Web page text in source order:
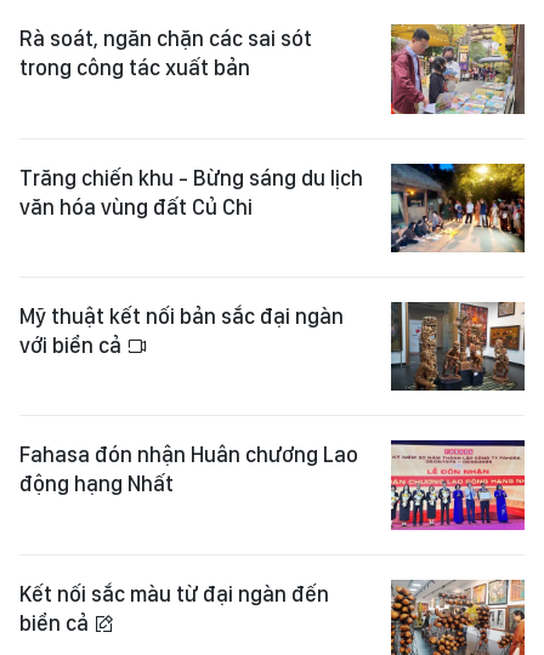
Rà soát, ngăn chặn các sai sót
trong công tác xuất bản
Trăng chiến khu - Bừng sáng du lịch
văn hóa vùng đất Củ Chi
Mỹ thuật kết nối bản sắc đại ngàn
với biển cả
Fahasa đón nhận Huân chương Lao
động hạng Nhất
Kết nối sắc màu từ đại ngàn đến
biển cả